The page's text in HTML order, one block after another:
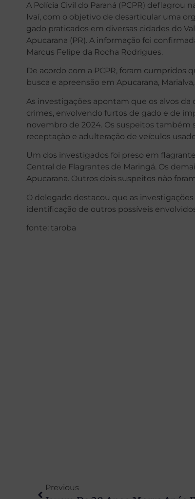
A Polícia Civil do Paraná (PCPR) deflagrou
Ivaí, com o objetivo de desarticular uma
gado praticados em diversas cidades do
Apucarana (PR). A informação foi
Marcus Felipe da Rocha Rodrigues.
De acordo com a PCPR, foram cumpridos
busca e apreensão em Apucarana,
As investigações apontam que os alvos
crimes, envolvendo furtos de gado e de
novembro de 2024. Os suspeitos também
receptação e adulteração de veículos
Um dos investigados foi preso em
Central de Flagrantes de Maringá. Os
Apucarana. Outros dois suspeitos não
O delegado destacou que as
identificação de outros possíveis
fonte: taroba
Previous